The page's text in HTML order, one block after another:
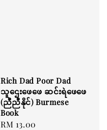
Rich Dad Poor Dad
သူဌေးဖေဖေ ဆင်းရဲဖေဖေ
(ညီညီနိုင်) Burmese
Book
Regular
RM 13.00